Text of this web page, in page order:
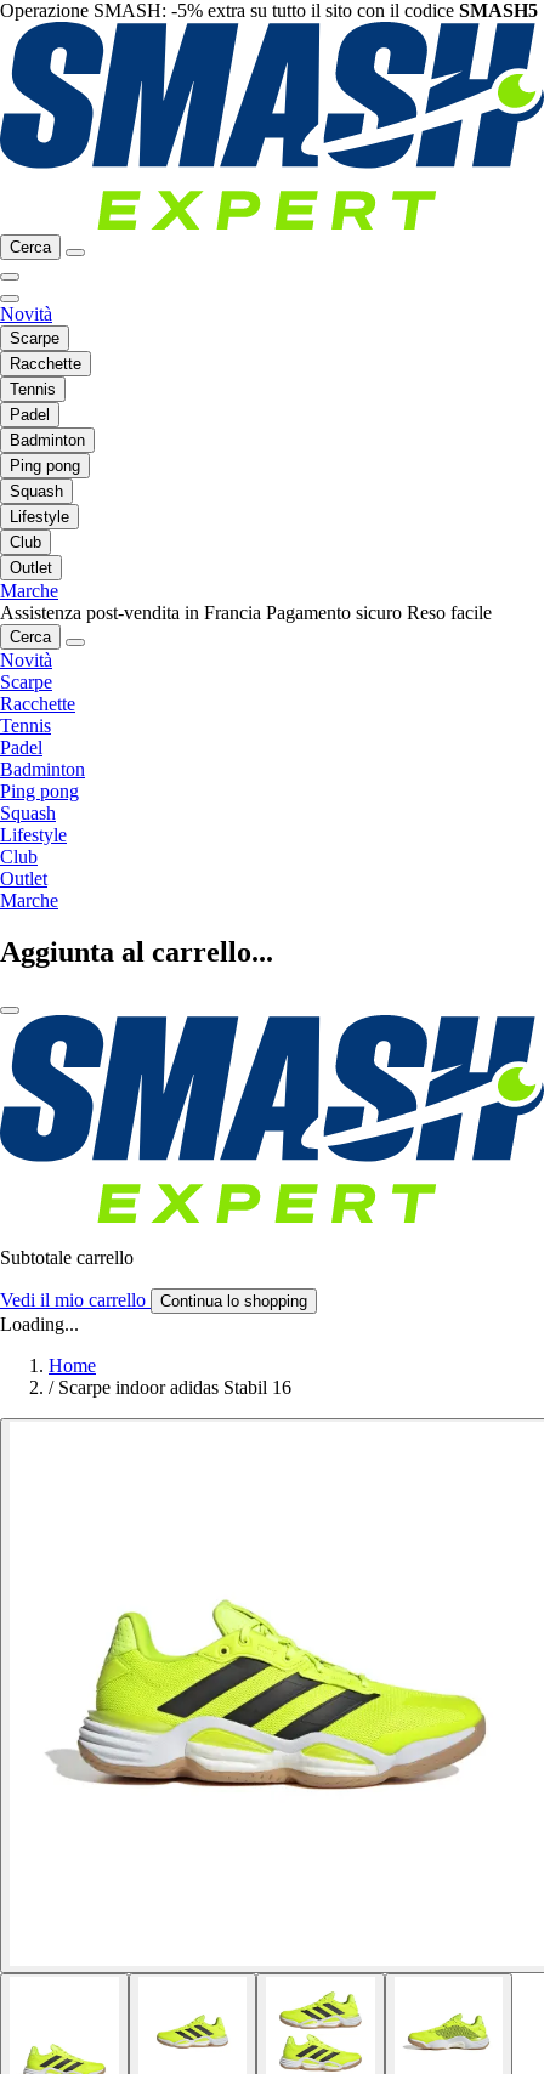
Operazione SMASH: -5% extra su tutto il sito con il codice SMASH5
Cerca
Novità
Scarpe
Racchette
Tennis
Padel
Badminton
Ping pong
Squash
Lifestyle
Club
Outlet
Marche
Assistenza post-vendita in Francia Pagamento sicuro Reso facile
Cerca
Novità
Scarpe
Racchette
Tennis
Padel
Badminton
Ping pong
Squash
Lifestyle
Club
Outlet
Marche
Aggiunta al carrello...
Subtotale carrello
Vedi il mio carrello Continua lo shopping
Loading...
Home
/ Scarpe indoor adidas Stabil 16